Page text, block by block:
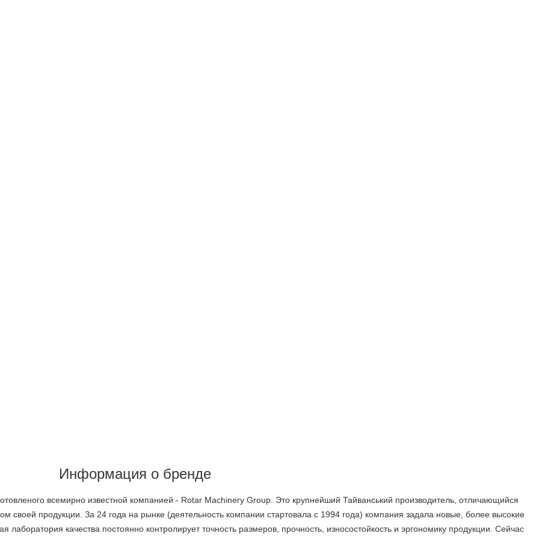
Информация о бренде
всемирно известной компанией - Rotar Machinery Group. Это крупнейший Тайванський производитель, отличающийся
своей продукции. За 24 года на рынке (деятельность компании стартовала с 1994 года) компания задала новые, более высокие
лаборатория качества постоянно контролирует точность размеров, прочность, износостойкость и эргономику продукции. Сейчас